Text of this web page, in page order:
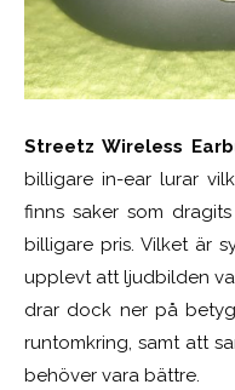
Streetz Wireless
billigare in-ear lurar
finns saker som
billigare pris. Vilket är
upplevt att ljudbilden
drar dock ner på
runtomkring, samt att
behöver vara bättre.